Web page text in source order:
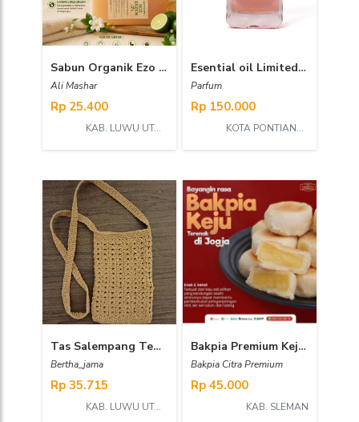
Sabun Organik Ezo Enzim
Ali Mashar
Rp 25.400
KAB. LUWU UTARA
Esential oil Limited Edition
Parfum
Rp 150.000
KOTA PONTIANAK
Tas Salempang Tempat Hp
Bertha_jama
Rp 35.715
KAB. LUWU UTARA
Bakpia Premium Keju isi 10
Bakpia Citra Premium
Rp 45.000
KAB. SLEMAN